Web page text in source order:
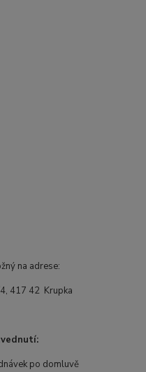
na adrese:
417 42 Krupka
po domluvě